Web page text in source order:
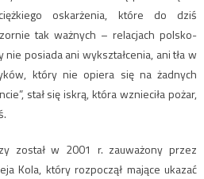
oskarżenia, które do dziś
tak ważnych – relacjach polsko-
nie posiada ani wykształcenia, ani tła w
który nie opiera się na żadnych
stał się iskrą, która wznieciła pożar,
został w 2001 r. zauważony przez
Kola, który rozpoczął mające ukazać